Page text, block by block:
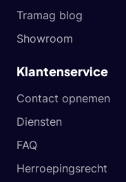
Tramag blog
Showroom
Klantenservice
Contact opnemen
Diensten
FAQ
Herroepingsrecht